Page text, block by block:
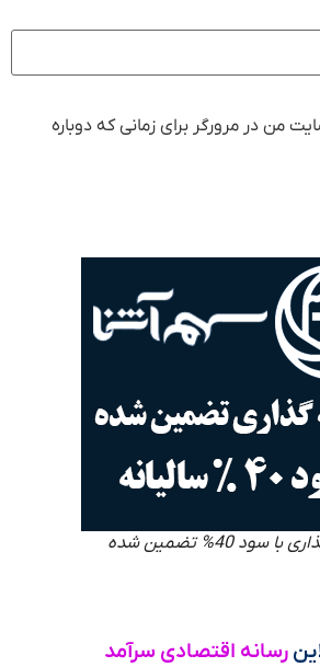
من در مرورگر برای زمانی که دوباره
سود 40% تضمین شده
رسانه اقتصادی سرآمد